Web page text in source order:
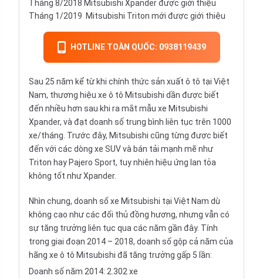
Tháng 8/2018 Mitsubishi Xpander được giới thiệu
Tháng 1/2019 Mitsubishi Triton mới được giới thiệu
HOTLINE TOÀN QUỐC: 0938119439
Sau 25 năm kể từ khi chính thức sản xuất ô tô tại Việt
Nam, thương hiệu xe ô tô Mitsubishi dần được biết
đến nhiều hơn sau khi ra mắt mẫu xe Mitsubishi
Xpander, và đạt doanh số trung bình liên tục trên 1000
xe/tháng. Trước đây, Mitsubishi cũng từng được biết
đến với các dòng xe SUVvà bán tải mạnh mẽ như
Triton hay Pajero Sport, tuy nhiên hiệu ứng lan tỏa
không tốt như Xpander.
Nhìn chung, doanh số xe Mitsubishi tại Việt Nam dù
không cao như các đối thủ đồng hương, nhưng vẫn có
sự tăng trưởng liên tục qua các năm gần đây. Tính
trong giai đoạn 2014 – 2018, doanh số gộp cả năm của
hãng xe ô tô Mitsubishi đã tăng trưởng gấp 5 lần:
Doanh số năm 2014: 2.302 xe